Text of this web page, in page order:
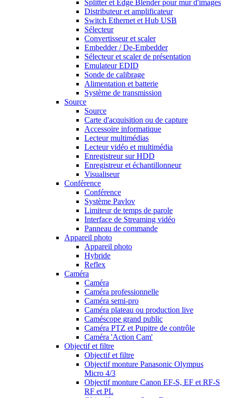
Splitter et Edge Blender pour mur d'images
Distributeur et amplificateur
Switch Ethernet et Hub USB
Sélecteur
Convertisseur et scaler
Embedder / De-Embedder
Sélecteur et scaler de présentation
Emulateur EDID
Sonde de calibrage
Alimentation et batterie
Système de transmission
Source
Source
Carte d'acquisition ou de capture
Accessoire informatique
Lecteur multimédias
Lecteur vidéo et multimédia
Enregistreur sur HDD
Enregistreur et échantillonneur
Visualiseur
Conférence
Conférence
Système Pavlov
Limiteur de temps de parole
Interface de Streaming vidéo
Panneau de commande
Appareil photo
Appareil photo
Hybride
Reflex
Caméra
Caméra
Caméra professionnelle
Caméra semi-pro
Caméra plateau ou production live
Caméscope grand public
Caméra PTZ et Pupitre de contrôle
Caméra 'Action Cam'
Objectif et filtre
Objectif et filtre
Objectif monture Panasonic Olympus
Micro 4/3
Objectif monture Canon EF-S, EF et RF-S
RF et PL